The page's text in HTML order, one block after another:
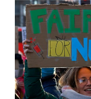
KULTUR
KALENDER
BLOGS
DEBAT
LÆSER